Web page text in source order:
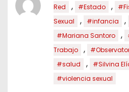
Red
, #Estado ,
Sexual
, #infancia ,
#Mariana Santoro ,
Trabajo
,
#salud , #Silvina
#violencia sexual